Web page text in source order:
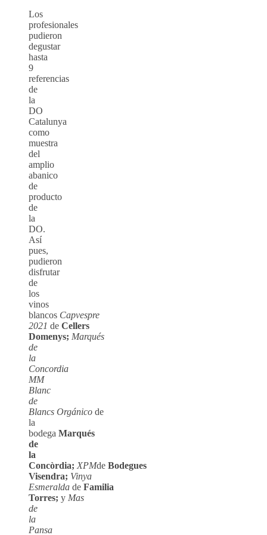
Los
profesionales
pudieron
degustar
hasta
9
referencias
de
la
DO
Catalunya
como
muestra
del
amplio
abanico
de
producto
de
la
DO.
Así
pues,
pudieron
disfrutar
de
los
vinos
blancos Capvespre
2021 de Cellers
Domenys; Marqués
de
la
Concordia
MM
Blanc
de
Blancs Orgánico de
la
bodega Marqués
de
la
Concòrdia; XPMde Bodegues
Visendra; Vinya
Esmeralda de Familia
Torres; y Mas
de
la
Pansa